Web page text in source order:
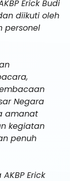
Erick Budi
diikuti oleh
personel
Negara
amanat
kegiatan
penuh
Erick